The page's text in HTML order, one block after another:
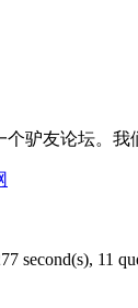
驴友论坛。我
second(s), 11